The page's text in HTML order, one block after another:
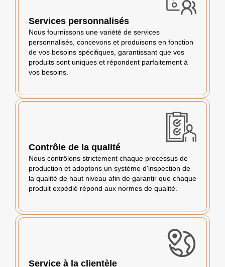
Services personnalisés
Nous fournissons une variété de services
personnalisés, concevons et produisons en fonction
de vos besoins spécifiques, garantissant que vos
produits sont uniques et répondent parfaitement à
vos besoins.
Contrôle de la qualité
Nous contrôlons strictement chaque processus de
production et adoptons un système d'inspection de
la qualité de haut niveau afin de garantir que chaque
produit expédié répond aux normes de qualité.
Service à la clientèle